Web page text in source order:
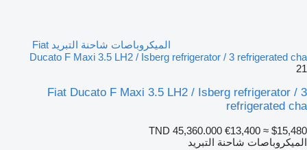
الميكروباصات شاحنة التبريد Fiat
Ducato F Maxi 3.5 LH2 / Isberg refrigerator / 3 refrigerated cha
21
Fiat Ducato F Maxi 3.5 LH2 / Isberg refrigerator / 3
refrigerated cha
TND 45,360.000 €13,400 ≈ $15,480
الميكروباصات شاحنة التبريد